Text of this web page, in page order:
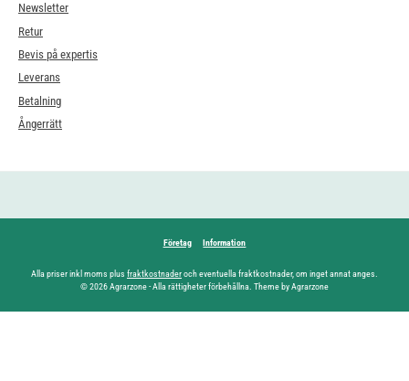
Newsletter
Retur
Bevis på expertis
Leverans
Betalning
Ångerrätt
Företag Information
Alla priser inkl moms plus fraktkostnaderoch eventuella fraktkostnader, om inget annat anges.
© 2026 Agrarzone - Alla rättigheter förbehållna. Theme by Agrarzone